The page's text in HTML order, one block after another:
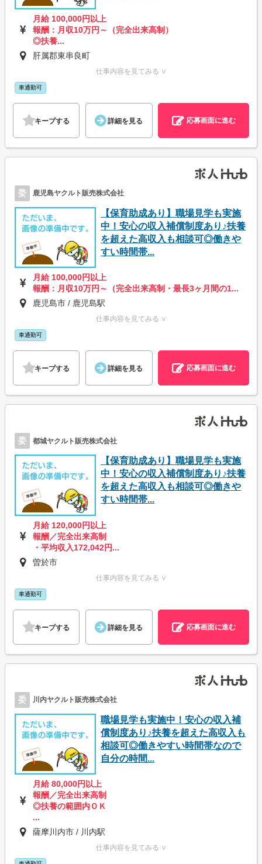
月給 100,000円以上
報酬：月収10万円～（完全出来高制）
◎扶養...
肝属郡東串良町
仕事内容を見てみる ∨
車通勤可
キープする 詳細を見る 応募画面に進む
委 鹿児島ヤクルト販売株式会社
【保育助成あり】職場見学も実施
中！安心の収入補償制度あり♪扶養
を超えた高収入も相談可◎働きや
すい時間帯...
月給 100,000円以上
報酬：月収10万円～（完全出来高制・最長3ヶ月間の1...
鹿児島市 / 鹿児島駅
仕事内容を見てみる ∨
車通勤可
キープする 詳細を見る 応募画面に進む
委 都城ヤクルト販売株式会社
【保育助成あり】職場見学も実施
中！安心の収入補償制度あり♪扶養
を超えた高収入も相談可◎働きや
すい時間帯...
月給 120,000円以上
報酬／完全出来高制
・平均収入172,042円...
曽於市
仕事内容を見てみる ∨
車通勤可
キープする 詳細を見る 応募画面に進む
委 川内ヤクルト販売株式会社
職場見学も実施中！安心の収入補
償制度あり♪扶養を超えた高収入も
相談可◎働きやすい時間帯なので
自分の時間...
月給 80,000円以上
報酬／完全出来高制
◎扶養の範囲内ＯＫ
...
薩摩川内市 / 川内駅
仕事内容を見てみる ∨